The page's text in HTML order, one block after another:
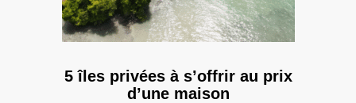
5 îles privées à s’offrir au prix
d’une maison